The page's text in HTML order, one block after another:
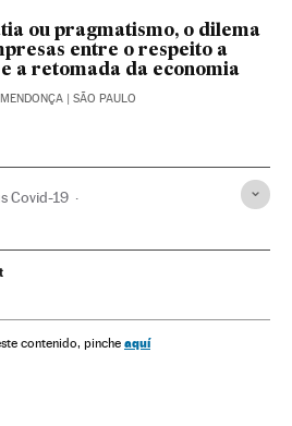
ou pragmatismo, o dilema
entre o respeito a
a retomada da economia
| SÃO PAULO
Covid-19
respiratórias
contenido, pinche aquí